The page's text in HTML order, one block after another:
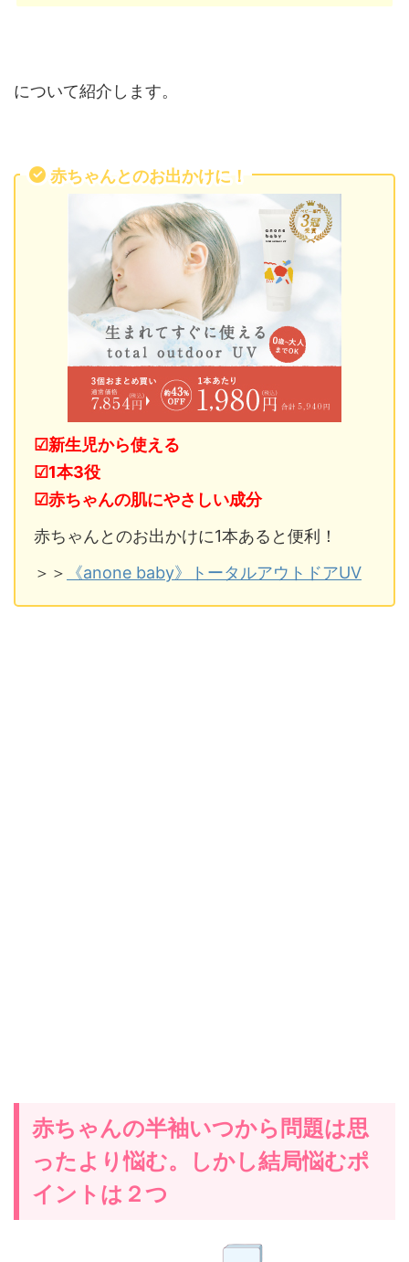
について紹介します。
赤ちゃんとのお出かけに！
☑新生児から使える
☑1本3役
☑赤ちゃんの肌にやさしい成分
赤ちゃんとのお出かけに1本あると便利！
＞＞
《anone baby》トータルアウトドアUV
赤ちゃんの半袖いつから問題は思
ったより悩む。しかし結局悩むポ
イントは２つ